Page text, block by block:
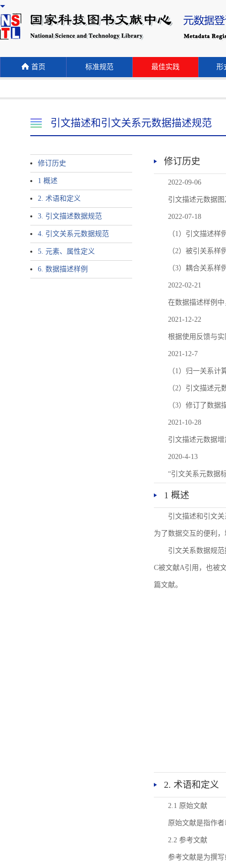
首页 标准规范 最佳实践 形
引文描述和引文关系元数据描述规范
修订历史
1 概述
2. 术语和定义
3. 引文描述数据规范
4. 引文关系元数据规范
5. 元素、属性定义
6. 数据描述样例
修订历史
2022-09-06
引文描述元数据
2022-07-18
（1）引文描述样
（2）被引关系
（3）耦合关系
2022-02-21
在数据描述样例
2021-12-22
根据使用反馈与
2021-12-7
（1）归一关系
（2）引文描述元
（3）修订了数据
2021-10-28
引文描述元数据增
2020-4-13
“引文关系元数据
1 概述
引文描述和引文
为了数据交互的便利
引文关系数据规
C被文献A引用，也被
篇文献。
2. 术语和定义
2.1 原始文献
原始文献是指作
2.2 参考文献
参考文献是为撰